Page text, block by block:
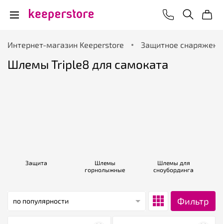
Интернет-магазин Keeperstore Защитное
Шлемы Triple8 для самоката
Защита
Шлемы
горнолыжные
Шлемы для
сноубординга
по популярности Фильтр